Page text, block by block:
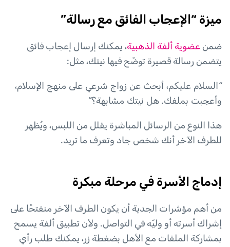
ميزة “الإعجاب الفائق مع رسالة”
ضمن عضوية ألفة الذهبية، يمكنك إرسال إعجاب فائق
يتضمن رسالة قصيرة توضّح فيها نيتك، مثل:
“السلام عليكم، أبحث عن زواج شرعي على منهج الإسلام،
وأعجبت بملفك. هل نيتك مشابهة؟”
هذا النوع من الرسائل المباشرة يقلل من اللبس، ويُظهر
للطرف الآخر أنك شخص جاد وتعرف ما تريد.
إدماج الأسرة في مرحلة مبكرة
من أهم مؤشرات الجدية أن يكون الطرف الآخر منفتحًا على
إشراك أسرته أو وليّه في التواصل. ولأن تطبيق ألفة يسمح
بمشاركة الملفات مع الأهل بضغطة زر، يمكنك طلب رأي